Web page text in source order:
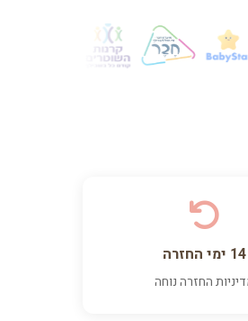
14 ימי החזרה
החזרה נוחה